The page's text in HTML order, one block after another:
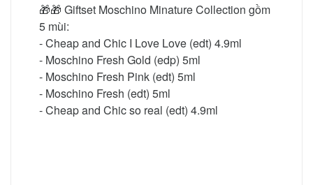
🎁🎁 Giftset Moschino Minature Collection gồm
5 mùi:
- Cheap and Chic I Love Love (edt) 4.9ml
- Moschino Fresh Gold (edp) 5ml
- Moschino Fresh Pink (edt) 5ml
- Moschino Fresh (edt) 5ml
- Cheap and Chic so real (edt) 4.9ml